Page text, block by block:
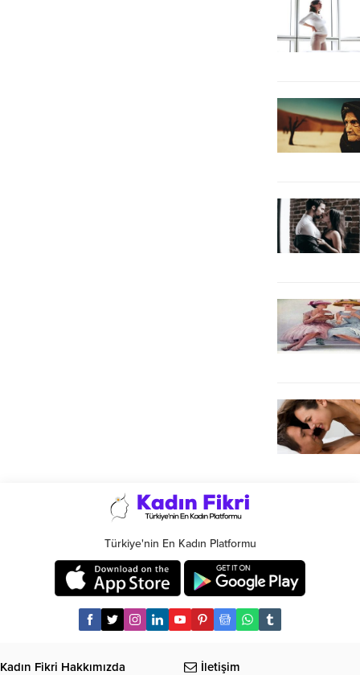
Türkiye'nin En Kadın Platformu
Kadın Fikri Hakkımızda İletişim